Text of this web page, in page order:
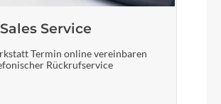
Service
Termin online vereinbaren
Rückrufservice